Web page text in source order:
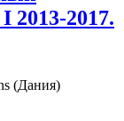
2013-2017.
(Дания)